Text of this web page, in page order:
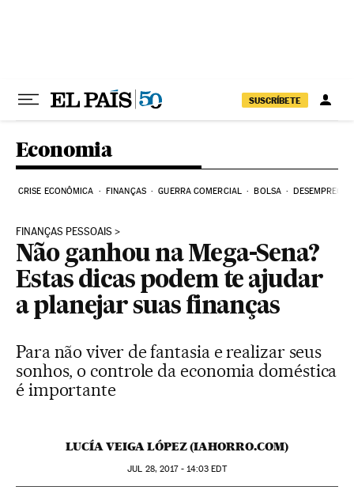
SUSCRÍBETE
Economia
CRISE ECONÔMICA FINANÇAS GUERRA COMERCIAL BOLSA DESEMPREGO
FINANÇAS PESSOAIS
Não ganhou na Mega-Sena?
Estas dicas podem te ajudar
a planejar suas finanças
Para não viver de fantasia e realizar seus
sonhos, o controle da economia doméstica
é importante
LUCÍA VEIGA LÓPEZ (IAHORRO.COM)
JUL 28, 2017 - 14:03 EDT